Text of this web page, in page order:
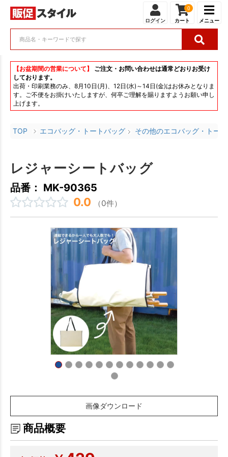
ログイン
0
カート メニュー
【お盆期間の営業について】
ご注文・お問い合わせは通常どおりお受け
しております。
出荷・印刷業務のみ、8月10日(月)、12日(水)～14日(金)はお休みとなりま
す。ご不便をお掛けいたしますが、何卒ご理解を賜りますようお願い申し
上げます。
TOP エコバッグ・トートバッグ その他のエコバッグ・トー
レジャーシートバッグ
品番： MK-90365
0.0 （0件）
画像ダウンロード
商品概要